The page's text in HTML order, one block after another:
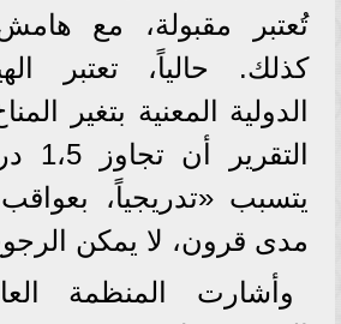
تُعتبر مقبولة، مع
كذلك. حالياً، تعتبر
الدولية المعنية بتغير
يتسبب «تدريجياً،
مدى قرون، لا يمكن
وأشارت المنظمة